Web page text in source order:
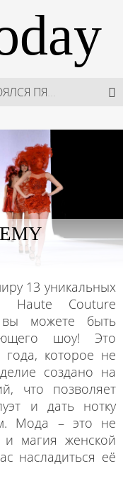
В МОСКВЕ СОСТОЯЛСЯ ПЯТЫЙ СЕЗОН НЕДЕЛИ ВЫСОКОЙ МОДЫ РОССИИ
ШКОЛА ШЕФА: КУХНЯ НОВОГО ВРЕМЕНИ 2026
ПОДАРКИ, КОТОРЫЕ ТОЧНО ПОРАДУЮТ БЛИЗКИХ В МАЙСКИЕ ПРАЗДНИКИ
13 уникальных
Haute Couture
вы можете быть
шоу! Это
которое не
создано на
, что позволяет
и дать нотку
Мода – это не
и магия женской
насладиться её